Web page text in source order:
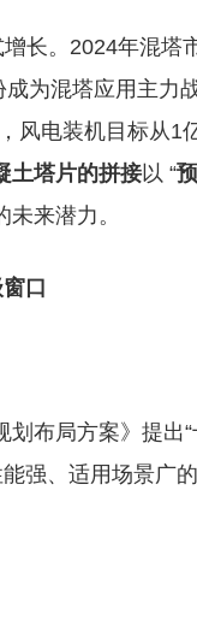
长。2024年混塔
为混塔应用主力
风电装机目标从1
土塔片的拼接以 “
来潜力。
口
布局方案》提出
强、适用场景广